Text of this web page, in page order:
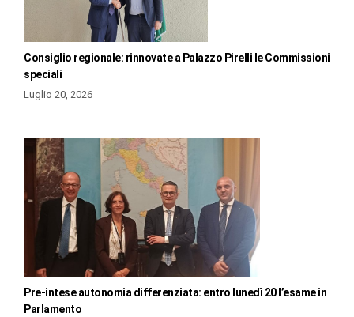
Consiglio regionale: rinnovate a Palazzo Pirelli le Commissioni
speciali
Luglio 20, 2026
Pre-intese autonomia differenziata: entro lunedì 20 l’esame in
Parlamento